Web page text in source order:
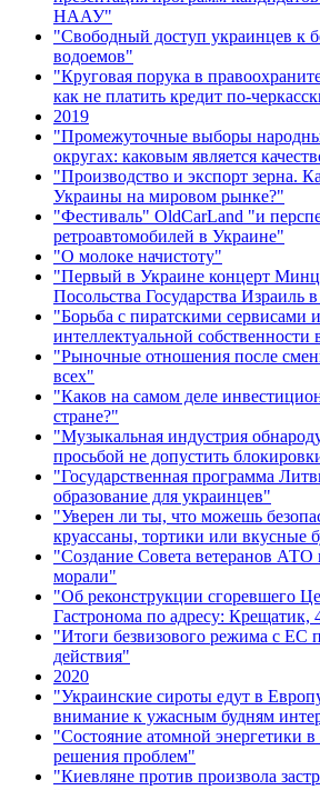
НААУ"
"Свободный доступ украинцев к
водоемов"
"Круговая порука в
как не платить кредит по-
2019
"Промежуточные выборы
округах: каковым является
"Производство и экспорт зерна.
Украины на мировом рынке?"
"Фестиваль" OldCarLand "и
ретроавтомобилей в Украине"
"О молоке начистоту"
"Первый в Украине концерт
Посольства Государства Израиль
"Борьба с пиратскими сервисами
интеллектуальной собственности
"Рыночные отношения после
всех"
"Каков на самом деле
стране?"
"Музыкальная индустрия
просьбой не допустить
"Государственная программа
образование для украинцев"
"Уверен ли ты, что можешь
круассаны, тортики или вкусные
"Создание Совета ветеранов АТО
морали"
"Об реконструкции сгоревшего
Гастронома по адресу: Крещатик,
"Итоги безвизового режима с ЕС
действия"
2020
"Украинские сироты едут в
внимание к ужасным будням
"Состояние атомной энергетики
решения проблем"
"Киевляне против произвола